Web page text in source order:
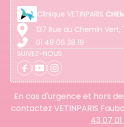
Clinique VETINPARIS
137 Rue du Chemin Vert,
01 48 06 38 19
SUIVEZ-NOUS
En cas d'urgence et hors
contactez VETINPARIS
43 07